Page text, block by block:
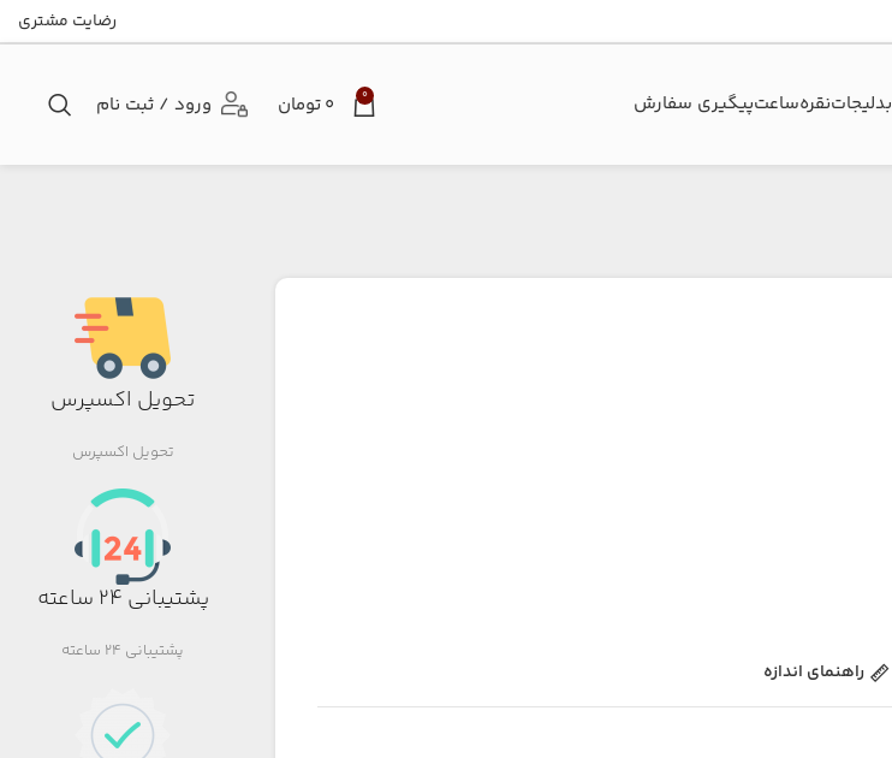
رضایت مشتری
بدلیجاتنقرهساعتپیگیری سفارش‌ 0 ۰تومان ورود / ثبت نام
راهنمای اندازه
تحویل اکسپرس
تحویل اکسپرس
پشتیبانی 24 ساعته
پشتیبانی 24 ساعته